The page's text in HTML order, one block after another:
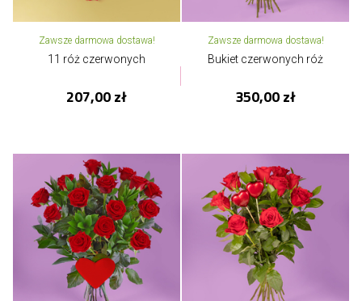
Zawsze darmowa dostawa!
11 róż czerwonych
207,00 zł
Zawsze darmowa dostawa!
Bukiet czerwonych róż
350,00 zł